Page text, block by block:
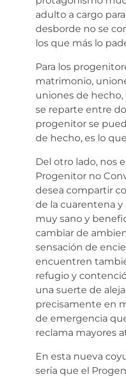
adulto a cargo
desborde no se
los que más lo
Para los
matrimonio,
uniones de
se reparte entre
progenitor se
de hecho, es lo
Del otro lado, nos
Progenitor no
desea compartir
de la cuarentena
muy sano y
cambiar de
sensación de
encuentren
refugio y
una suerte de
precisamente en
de emergencia
reclama mayores
En esta nueva
sería que el